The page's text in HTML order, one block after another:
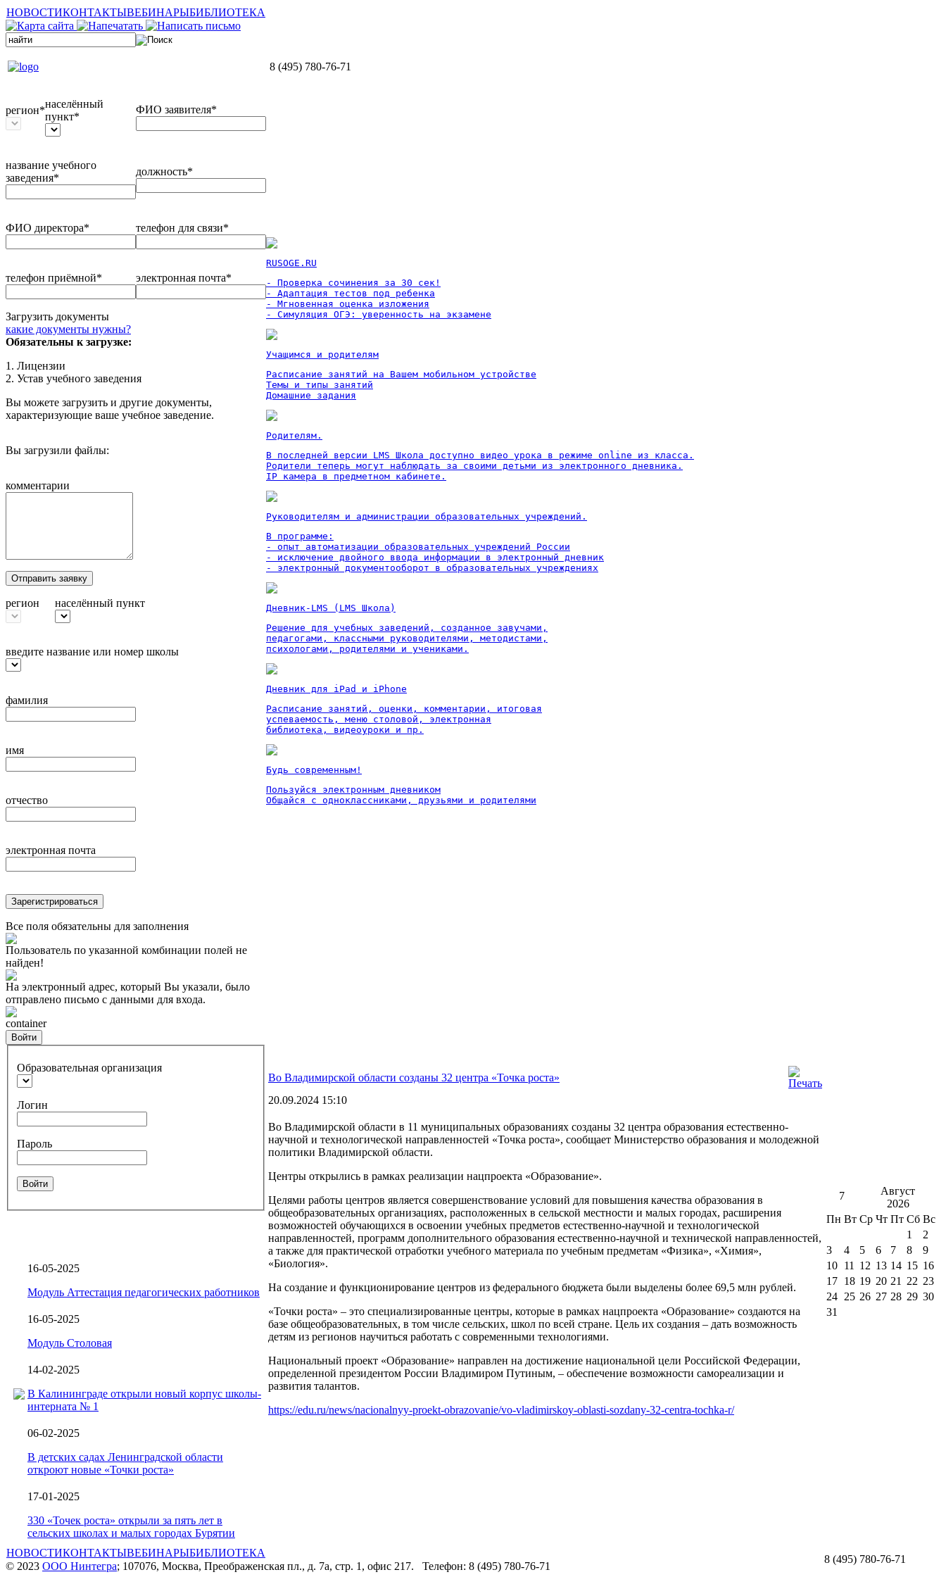
НОВОСТИКОНТАКТЫВЕБИНАРЫБИБЛИОТЕКА
8 (495) 780-76-71
регион*
населённый
пункт*
ФИО заявителя*
название учебного
заведения*
должность*
ФИО директора* телефон для связи*
телефон приёмной* электронная почта*
Загрузить документы
какие документы нужны?
Обязательны к загрузке:
1. Лицензии
2. Устав учебного заведения
Вы можете загрузить и другие документы,
характеризующие ваше учебное заведение.
Вы загрузили файлы:
комментарии
Отправить заявку
регион населённый пункт
введите название или номер школы
фамилия
имя
отчество
электронная почта
Зарегистрироваться
Все поля обязательны для заполнения
Пользователь по указанной комбинации полей не
найден!
На электронный адрес, который Вы указали, было
отправлено письмо с данными для входа.
container
Войти
Образовательная организация
Логин
Пароль
Войти
16-05-2025
Модуль Аттестация педагогических работников
16-05-2025
Модуль Столовая
14-02-2025
В Калининграде открыли новый корпус школы-
интерната № 1
06-02-2025
В детских садах Ленинградской области
откроют новые «Точки роста»
17-01-2025
330 «Точек роста» открыли за пять лет в
сельских школах и малых городах Бурятии
RUSOGE.RU
- Проверка сочинения за 30 сек!
- Адаптация тестов под ребенка
- Мгновенная оценка изложения
- Симуляция ОГЭ: уверенность на экзамене
Учащимся и родителям
Расписание занятий на Вашем мобильном устройстве
Темы и типы занятий
Домашние задания
Родителям.
В последней версии LMS Школа доступно видео урока в режиме online из класса.
Родители теперь могут наблюдать за своими детьми из электронного дневника.
IP камера в предметном кабинете.
Руководителям и администрации образовательных учреждений.
В программе:
- опыт автоматизации образовательных учреждений России
- исключение двойного ввода информации в электронный дневник
- электронный документооборот в образовательных учреждениях
Дневник-LMS (LMS Школа)
Решение для учебных заведений, созданное завучами,
педагогами, классными руководителями, методистами,
психологами, родителями и учениками.
Дневник для iPad и iPhone
Расписание занятий, оценки, комментарии, итоговая
успеваемость, меню столовой, электронная
библиотека, видеоуроки и пр.
Будь современным!
Пользуйся электронным дневником
Общайся с одноклассниками, друзьями и родителями
Во Владимирской области созданы 32 центра «Точка роста»
20.09.2024 15:10
Во Владимирской области в 11 муниципальных образованиях созданы 32 центра образования естественно-
научной и технологической направленностей «Точка роста», сообщает Министерство образования и молодежной
политики Владимирской области.
Центры открылись в рамках реализации нацпроекта «Образование».
Целями работы центров является совершенствование условий для повышения качества образования в
общеобразовательных организациях, расположенных в сельской местности и малых городах, расширения
возможностей обучающихся в освоении учебных предметов естественно-научной и технологической
направленностей, программ дополнительного образования естественно-научной и технической направленностей,
а также для практической отработки учебного материала по учебным предметам «Физика», «Химия»,
«Биология».
На создание и функционирование центров из федерального бюджета были выделены более 69,5 млн рублей.
«Точки роста» – это специализированные центры, которые в рамках нацпроекта «Образование» создаются на
базе общеобразовательных, в том числе сельских, школ по всей стране. Цель их создания – дать возможность
детям из регионов научиться работать с современными технологиями.
Национальный проект «Образование» направлен на достижение национальной цели Российской Федерации,
определенной президентом России Владимиром Путиным, – обеспечение возможности самореализации и
развития талантов.
https://edu.ru/news/nacionalnyy-proekt-obrazovanie/vo-vladimirskoy-oblasti-sozdany-32-centra-tochka-r/
7
Август
2026
Пн Вт Ср Чт Пт Сб Вс
1
2
3
4 5 6 7 8
9
10 11 12 13 14 15 16
17 18 19 20 21 22 23
24 25 26 27 28 29 30
31
НОВОСТИКОНТАКТЫВЕБИНАРЫБИБЛИОТЕКА
© 2023 ООО Нинтегра; 107076, Москва, Преображенская пл., д. 7а, стр. 1, офис 217. Телефон: 8 (495) 780-76-71
8 (495) 780-76-71